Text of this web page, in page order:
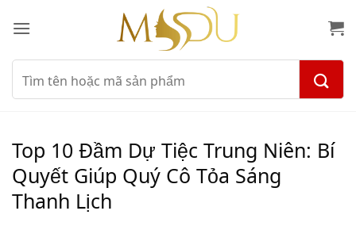
qua
dungTìm
kiếm:
Top 10 Đầm Dự Tiệc Trung Niên: Bí
Quyết Giúp Quý Cô Tỏa Sáng
Thanh Lịch